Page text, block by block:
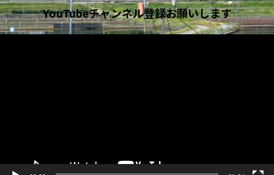
YouTubeチャンネル登録お願いします